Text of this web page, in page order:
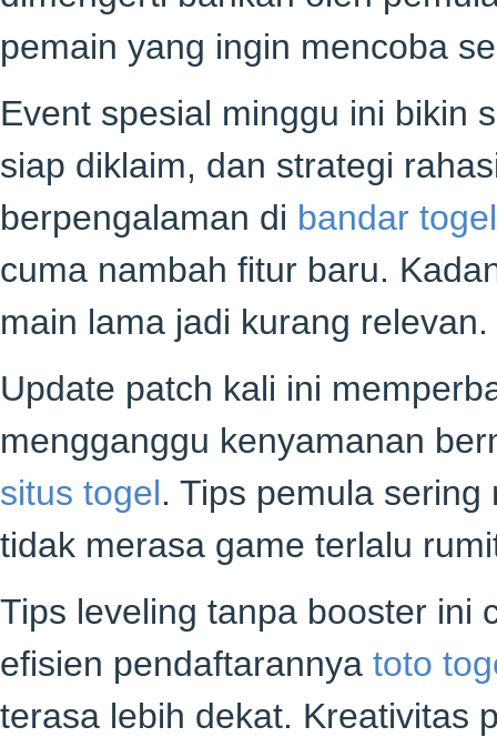
pemain yang ingin mencoba
Event spesial minggu ini bikin
siap diklaim, dan strategi
berpengalaman di bandar togel
cuma nambah fitur baru.
main lama jadi kurang relevan.
Update patch kali ini
mengganggu kenyamanan
situs togel. Tips pemula
tidak merasa game terlalu
Tips leveling tanpa booster ini
efisien pendaftarannya toto
terasa lebih dekat. Kreativitas